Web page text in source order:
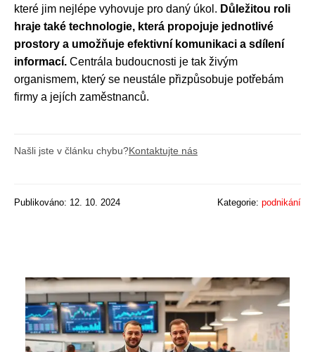
které jim nejlépe vyhovuje pro daný úkol. Důležitou roli
hraje také technologie, která propojuje jednotlivé
prostory a umožňuje efektivní komunikaci a sdílení
informací. Centrála budoucnosti je tak živým
organismem, který se neustále přizpůsobuje potřebám
firmy a jejích zaměstnanců.
Našli jste v článku chybu?Kontaktujte nás
Publikováno: 12. 10. 2024 Kategorie: podnikání